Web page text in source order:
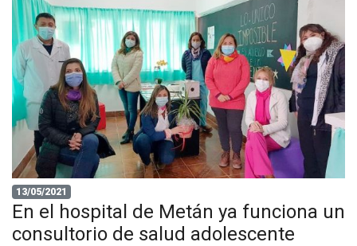
13/05/2021
En el hospital de Metán ya funciona un
consultorio de salud adolescente